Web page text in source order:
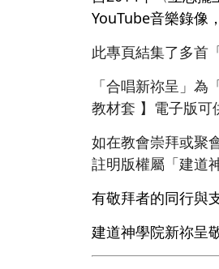
YouTube音樂錄像
此專頁結集了多首
「合唱新祢呈」
教材套 】電子版可
如在教會崇拜或聚
註明版權屬「建道
有敬拜者的同行與
建道神學院新祢呈